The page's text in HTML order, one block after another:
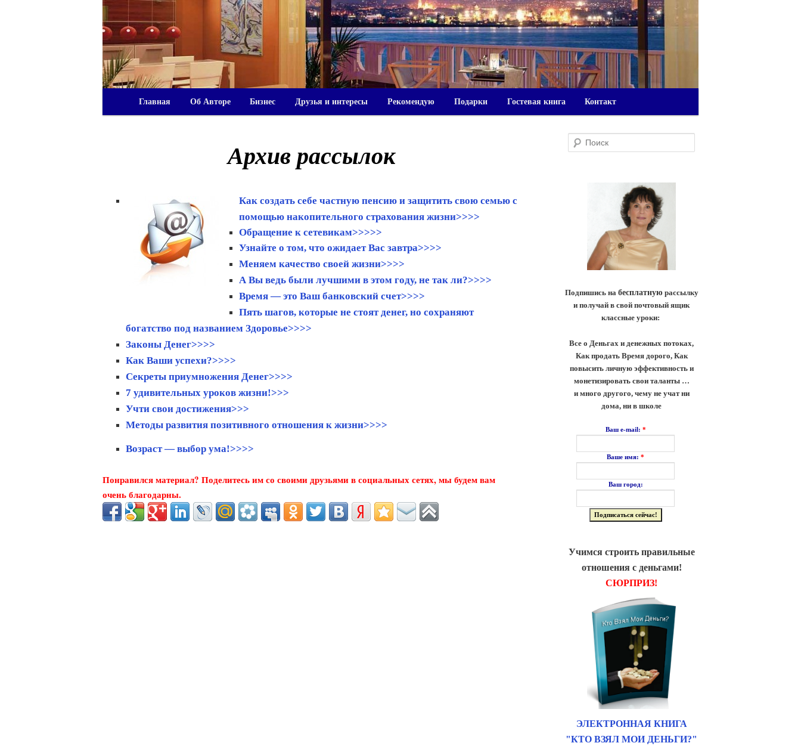
Главная Об Авторе Бизнес Друзья и интересы Рекомендую Подарки Гостевая книга Контакт
Архив рассылок
Как создать себе частную пенсию и защитить свою семью с
помощью накопительного страхования жизни>>>>
Обращение к сетевикам>>>>>
Узнайте о том, что ожидает Вас завтра>>>>
Меняем качество своей жизни>>>>
А Вы ведь были лучшими в этом году, не так ли?>>>>
Время — это Ваш банковский счет>>>>
Пять шагов, которые не стоят денег, но сохраняют
богатство под названием Здоровье>>>>
Законы Денег>>>>
Как Ваши успехи?>>>>
Секреты приумножения Денег>>>>
7 удивительных уроков жизни!>>>
Учти свои достижения>>>
Методы развития позитивного отношения к жизни>>>>
Возраст — выбор ума!>>>>
Понравился материал? Поделитесь им со своими друзьями в социальных сетях, мы будем вам
очень благодарны.
Поиск
Подпишись на бесплатнуюрассылку
и получай в свой почтовый ящик
классные уроки:
Все о Деньгах и денежных потоках,
Как продать Время дорого, Как
повысить личную эффективность и
монетизировать свои таланты …
и много другого, чему не учат ни
дома, ни в школе
Ваш e-mail: *
Ваше имя: *
Ваш город:
Учимся строить правильные
отношения с деньгами!
СЮРПРИЗ!
ЭЛЕКТРОННАЯ КНИГА
"КТО ВЗЯЛ МОИ ДЕНЬГИ?"